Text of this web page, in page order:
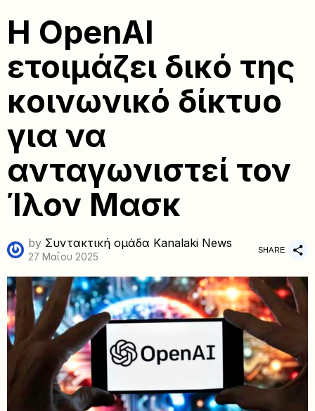
Η OpenAI
ετοιμάζει δικό της
κοινωνικό δίκτυο
για να
ανταγωνιστεί τον
Ίλον Μασκ
by Συντακτική ομάδα Kanalaki News
27 Μαΐου 2025
SHARE